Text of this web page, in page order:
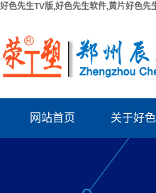
好色先生TV版,好色先生软件,黄片好色先
网站首页 关于好
联系好